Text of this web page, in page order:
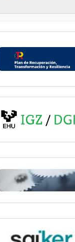
subpáginas